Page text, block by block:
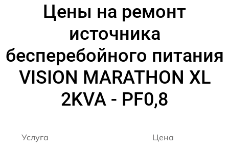
Цены на ремонт
источника
бесперебойного питания
VISION MARATHON XL
2KVA - PF0,8
Услуга Цена